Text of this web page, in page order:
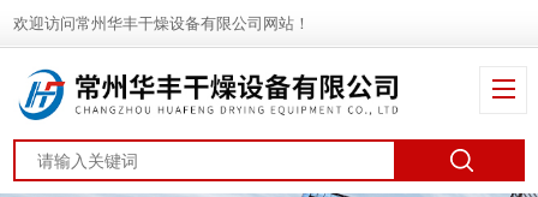
欢迎访问常州华丰干燥设备有限公司网站！